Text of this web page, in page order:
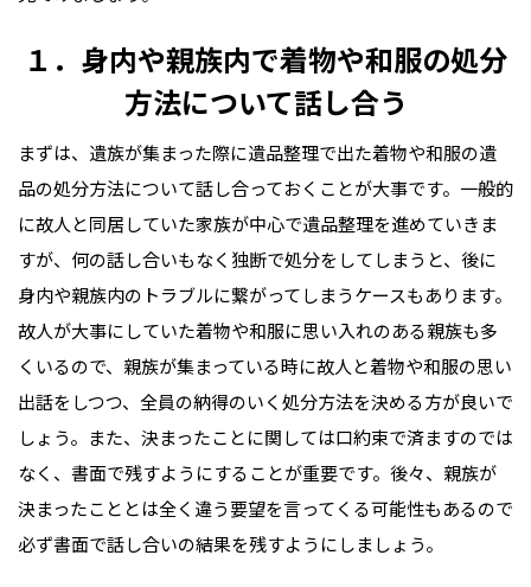
１．身内や親族内で着物や和服の処分
方法について話し合う
まずは、遺族が集まった際に遺品整理で出た着物や和服の遺
品の処分方法について話し合っておくことが大事です。一般的
に故人と同居していた家族が中心で遺品整理を進めていきま
すが、何の話し合いもなく独断で処分をしてしまうと、後に
身内や親族内のトラブルに繋がってしまうケースもあります。
故人が大事にしていた着物や和服に思い入れのある親族も多
くいるので、親族が集まっている時に故人と着物や和服の思い
出話をしつつ、全員の納得のいく処分方法を決める方が良いで
しょう。また、決まったことに関しては口約束で済ますのでは
なく、書面で残すようにすることが重要です。後々、親族が
決まったこととは全く違う要望を言ってくる可能性もあるので
必ず書面で話し合いの結果を残すようにしましょう。